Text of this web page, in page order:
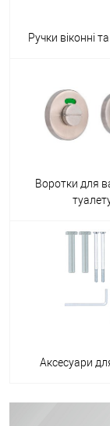
Ручки віконні
Воротки для
Аксесуари